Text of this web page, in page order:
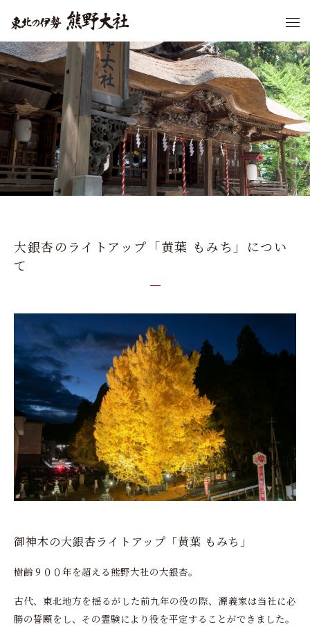
大銀杏のライトアップ「黄葉 もみち」につい
て
御神木の大銀杏ライトアップ「黄葉 もみち」
樹齢９００年を超える熊野大社の大銀杏。
古代、東北地方を揺るがした前九年の役の際、源義家は当社に必
勝の誓願をし、その霊験により役を平定することができました。